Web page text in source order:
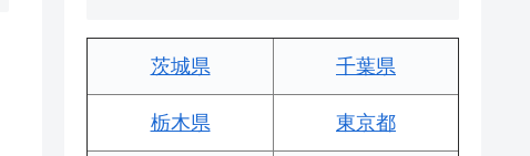
茨城県 千葉県
栃木県 東京都